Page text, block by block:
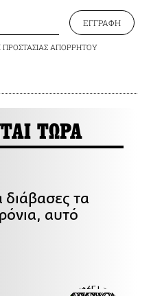
ΕΓΓΡΑΦΗ
ΠΡΟΣΤΑΣΙΑΣ ΑΠΟΡΡΗΤΟΥ
ΤΩΡΑ
διάβασες τα
αυτό